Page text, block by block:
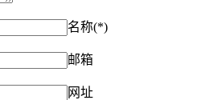
名称(*)
邮箱
网址